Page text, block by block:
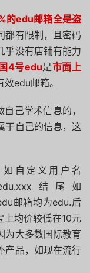
的edu邮箱全是盗
都有限制，且密码
乎没有店铺有能力
4号edu是市面上
edu邮箱。
己学术信息的，
于自己的信息，这
自定义用户名
结尾如
邮箱均为edu.后
上均价较低在10元
为大多数国际教育
产品，如现在流行